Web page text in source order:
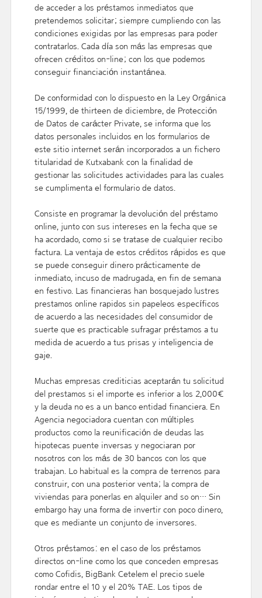
de acceder a los préstamos inmediatos que
pretendemos solicitar; siempre cumpliendo con las
condiciones exigidas por las empresas para poder
contratarlos. Cada día son más las empresas que
ofrecen créditos on-line; con los que podemos
conseguir financiación instantánea.
De conformidad con lo dispuesto en la Ley Orgánica
15/1999, de thirteen de diciembre, de Protección
de Datos de carácter Private, se informa que los
datos personales incluidos en los formularios de
este sitio internet serán incorporados a un fichero
titularidad de Kutxabank con la finalidad de
gestionar las solicitudes actividades para las cuales
se cumplimenta el formulario de datos.
Consiste en programar la devolución del préstamo
online, junto con sus intereses en la fecha que se
ha acordado, como si se tratase de cualquier recibo
factura. La ventaja de estos créditos rápidos es que
se puede conseguir dinero prácticamente de
inmediato, incuso de madrugada, en fin de semana
en festivo. Las financieras han bosquejado lustres
prestamos online rapidos sin papeleos específicos
de acuerdo a las necesidades del consumidor de
suerte que es practicable sufragar préstamos a tu
medida de acuerdo a tus prisas y inteligencia de
gaje.
Muchas empresas crediticias aceptarán tu solicitud
del prestamos si el importe es inferior a los 2,000€
y la deuda no es a un banco entidad financiera. En
Agencia negociadora cuentan con múltiples
productos como la reunificación de deudas las
hipotecas puente inversas y negociaran por
nosotros con los más de 30 bancos con los que
trabajan. Lo habitual es la compra de terrenos para
construir, con una posterior venta; la compra de
viviendas para ponerlas en alquiler and so on… Sin
embargo hay una forma de invertir con poco dinero,
que es mediante un conjunto de inversores.
Otros préstamos: en el caso de los préstamos
directos on-line como los que conceden empresas
como Cofidis, BigBank Cetelem el precio suele
rondar entre el 10 y el 20% TAE. Los tipos de